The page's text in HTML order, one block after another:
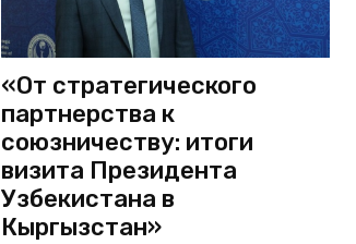
«От стратегического
партнерства к
союзничеству: итоги
визита Президента
Узбекистана в
Кыргызстан»